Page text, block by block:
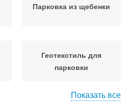
Парковка из щебенки
Геотекстиль для
парковки
Показать все